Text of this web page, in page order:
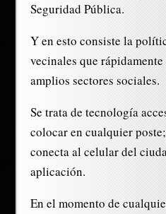
Seguridad Pública.
Y en esto consiste la
vecinales que
amplios sectores sociales.
Se trata de tecnología
colocar en cualquier
conecta al celular del
aplicación.
En el momento de